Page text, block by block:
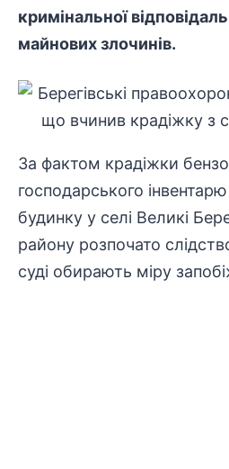
кримінальної
майнових злочинів.
За фактом крадіжки
господарського
будинку у селі Великі
району розпочато
суді обирають міру